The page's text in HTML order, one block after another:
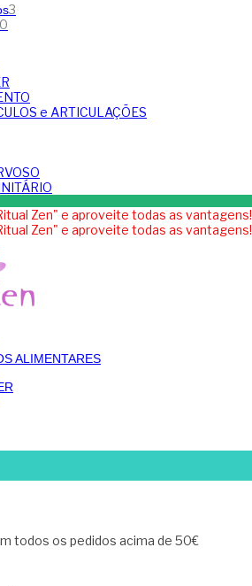
3
0
e ARTICULAÇÕES
Zen" e aproveite todas as vantagens!
Zen" e aproveite todas as vantagens!
ALIMENTARES
todos os pedidos acima de 50€